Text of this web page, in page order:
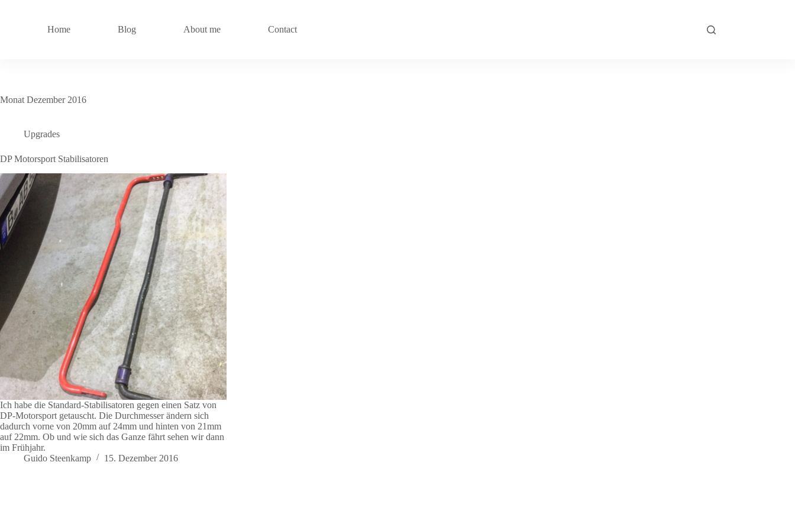
Home Blog About me Contact
Monat Dezember 2016
Upgrades
DP Motorsport Stabilisatoren
Ich habe die Standard-Stabilisatoren gegen einen Satz von
DP-Motorsport getauscht. Die Durchmesser ändern sich
dadurch vorne von 20mm auf 24mm und hinten von 21mm
auf 22mm. Ob und wie sich das Ganze fährt sehen wir dann
im Frühjahr.
Guido Steenkamp
15. Dezember 2016